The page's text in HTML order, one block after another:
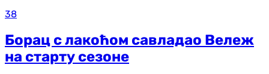
38
Борац с лакоћом савладао Вележ
на старту сезоне